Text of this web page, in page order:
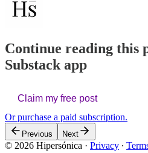
Continue reading this
Substack app
Claim my free post
Or purchase a paid subscription.
Previous Next
© 2026 Hipersónica · Privacy ∙